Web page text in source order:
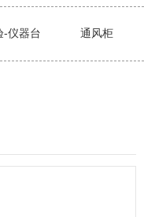
-仪器台 通风柜